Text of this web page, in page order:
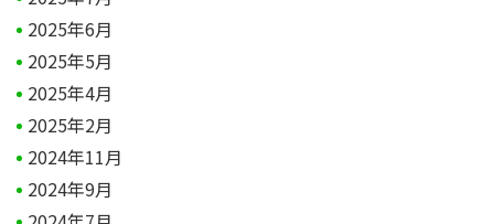
2025年6月
2025年5月
2025年4月
2025年2月
2024年11月
2024年9月